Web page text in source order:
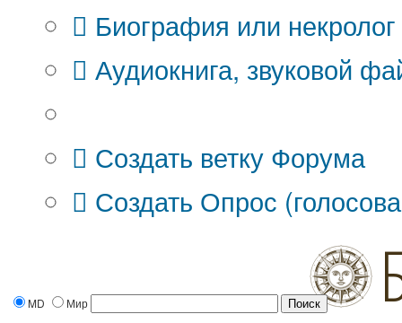
Биография или некролог
Аудиокнига, звуковой
Создать ветку Форума
Создать Опрос
MD Мир